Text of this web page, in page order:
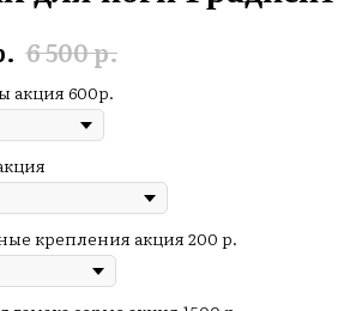
6 500р.
акция 600р.
крепления акция 200 р.